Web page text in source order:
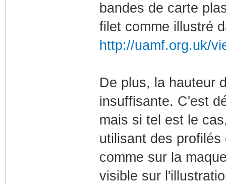
bandes de carte
filet comme illustré
http://uamf.org.uk/
De plus, la hauteur
insuffisante. C'est
mais si tel est le
utilisant des
comme sur la
visible sur